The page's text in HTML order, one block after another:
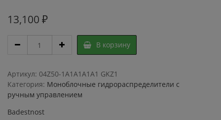
13,100 ₽
Моноблочный
гидрораспределитель
ручным
управлением
Badestnost
04Z50-
1А1А1А1А1
В корзину
Артикул: 04Z50-1А1А1А1А1 GKZ1
Категория: Моноблочные гидрораспределители с
ручным управлением
Badestnost